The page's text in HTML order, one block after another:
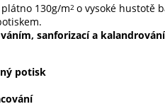
130g/m2 o vysoké hustotě
sanforizací a
potisk